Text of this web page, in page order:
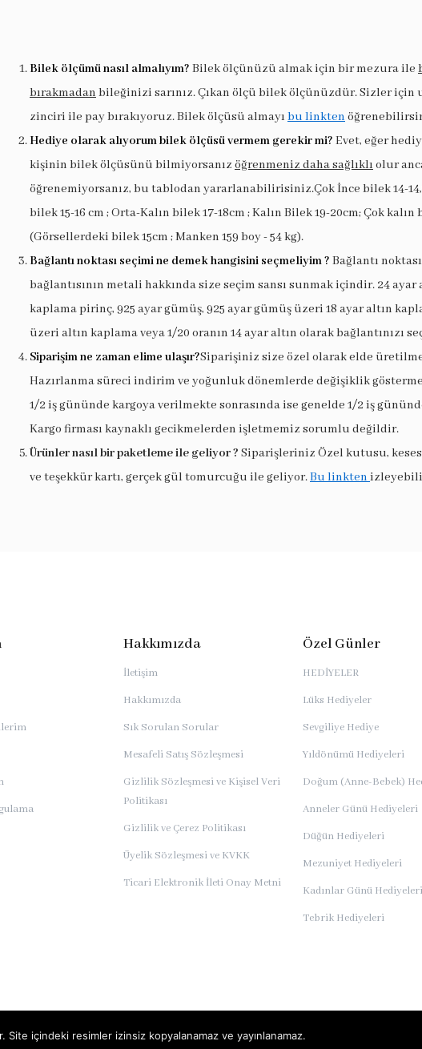
Bilek ölçümü nasıl almalıyım? Bilek ölçünüzü almak için bir mezura ile
bırakmadan bileğinizi sarınız. Çıkan ölçü bilek ölçünüzdür. Sizler için
zinciri ile pay bırakıyoruz. Bilek ölçüsü almayı bu linkten
Hediye olarak alıyorum bilek ölçüsü vermem gerekir mi? Evet, eğer
kişinin bilek ölçüsünü bilmiyorsanız öğrenmeniz daha sağlıklı olur
öğrenemiyorsanız, bu tablodan yararlanabilirisiniz.Çok İnce bilek 14-
bilek 15-16 cm ; Orta-Kalın bilek 17-18cm ; Kalın Bilek 19-20cm; Çok kalın
(Görsellerdeki bilek 15cm ; Manken 159 boy - 54 kg).
Bağlantı noktası seçimi ne demek hangisini seçmeliyim ? Bağlantı
bağlantısının metali hakkında size seçim sansı sunmak içindir. 24 ayar
kaplama pirinç, 925 ayar gümüş, 925 ayar gümüş üzeri 18 ayar altın
üzeri altın kaplama veya 1/20 oranın 14 ayar altın olarak bağlantınızı
Siparişim ne zaman elime ulaşır?Siparişiniz size özel olarak elde
Hazırlanma süreci indirim ve yoğunluk dönemlerde değişiklik
1/2 iş gününde kargoya verilmekte sonrasında ise genelde 1/2 iş
Kargo firması kaynaklı gecikmelerden işletmemiz sorumlu değildir.
Ürünler nasıl bir paketleme ile geliyor ? Siparişleriniz Özel kutusu,
ve teşekkür kartı, gerçek gül tomurcuğu ile geliyor.Bu linkten
Hakkımızda
İletişim
Hakkımızda
Sık Sorulan Sorular
Mesafeli Satış Sözleşmesi
Gizlilik Sözleşmesi ve Kişisel Veri
Politikası
Gizlilik ve Çerez Politikası
Üyelik Sözleşmesi ve KVKK
Ticari Elektronik İleti Onay Metni
Özel Günler
HEDİYELER
Lüks Hediyeler
Sevgiliye Hediye
Yıldönümü Hediyeleri
Doğum (Anne-Bebek)
Anneler Günü Hediyeleri
Düğün Hediyeleri
Mezuniyet Hediyeleri
Kadınlar Günü Hediyeleri
Tebrik Hediyeleri
Site içindeki resimler izinsiz kopyalanamaz ve yayınlanamaz.